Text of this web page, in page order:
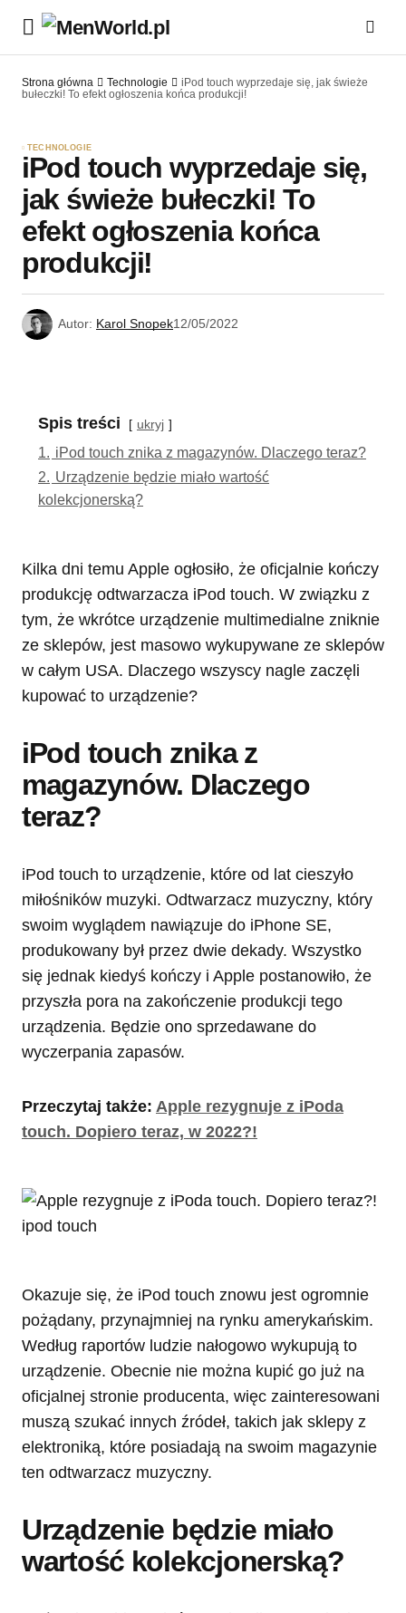
Strona główna Technologie
iPod touch wyprzedaje się, jak świeże
bułeczki! To efekt ogłoszenia końca produkcji!
TECHNOLOGIE
iPod touch wyprzedaje się,
jak świeże bułeczki! To
efekt ogłoszenia końca
produkcji!
Autor: Karol Snopek12/05/2022
Spis treści ukryj
1. iPod touch znika z magazynów. Dlaczego teraz?
2. Urządzenie będzie miało wartość
kolekcjonerską?
Kilka dni temu Apple ogłosiło, że oficjalnie kończy
produkcję odtwarzacza iPod touch. W związku z
tym, że wkrótce urządzenie multimedialne zniknie
ze sklepów, jest masowo wykupywane ze sklepów
w całym USA. Dlaczego wszyscy nagle zaczęli
kupować to urządzenie?
iPod touch znika z
magazynów. Dlaczego
teraz?
iPod touch to urządzenie, które od lat cieszyło
miłośników muzyki. Odtwarzacz muzyczny, który
swoim wyglądem nawiązuje do iPhone SE,
produkowany był przez dwie dekady. Wszystko
się jednak kiedyś kończy i Apple postanowiło, że
przyszła pora na zakończenie produkcji tego
urządzenia. Będzie ono sprzedawane do
wyczerpania zapasów.
Przeczytaj także: Apple rezygnuje z iPoda
touch. Dopiero teraz, w 2022?!
Okazuje się, że iPod touch znowu jest ogromnie
pożądany, przynajmniej na rynku amerykańskim.
Według raportów ludzie nałogowo wykupują to
urządzenie. Obecnie nie można kupić go już na
oficjalnej stronie producenta, więc zainteresowani
muszą szukać innych źródeł, takich jak sklepy z
elektroniką, które posiadają na swoim magazynie
ten odtwarzacz muzyczny.
Urządzenie będzie miało
wartość kolekcjonerską?